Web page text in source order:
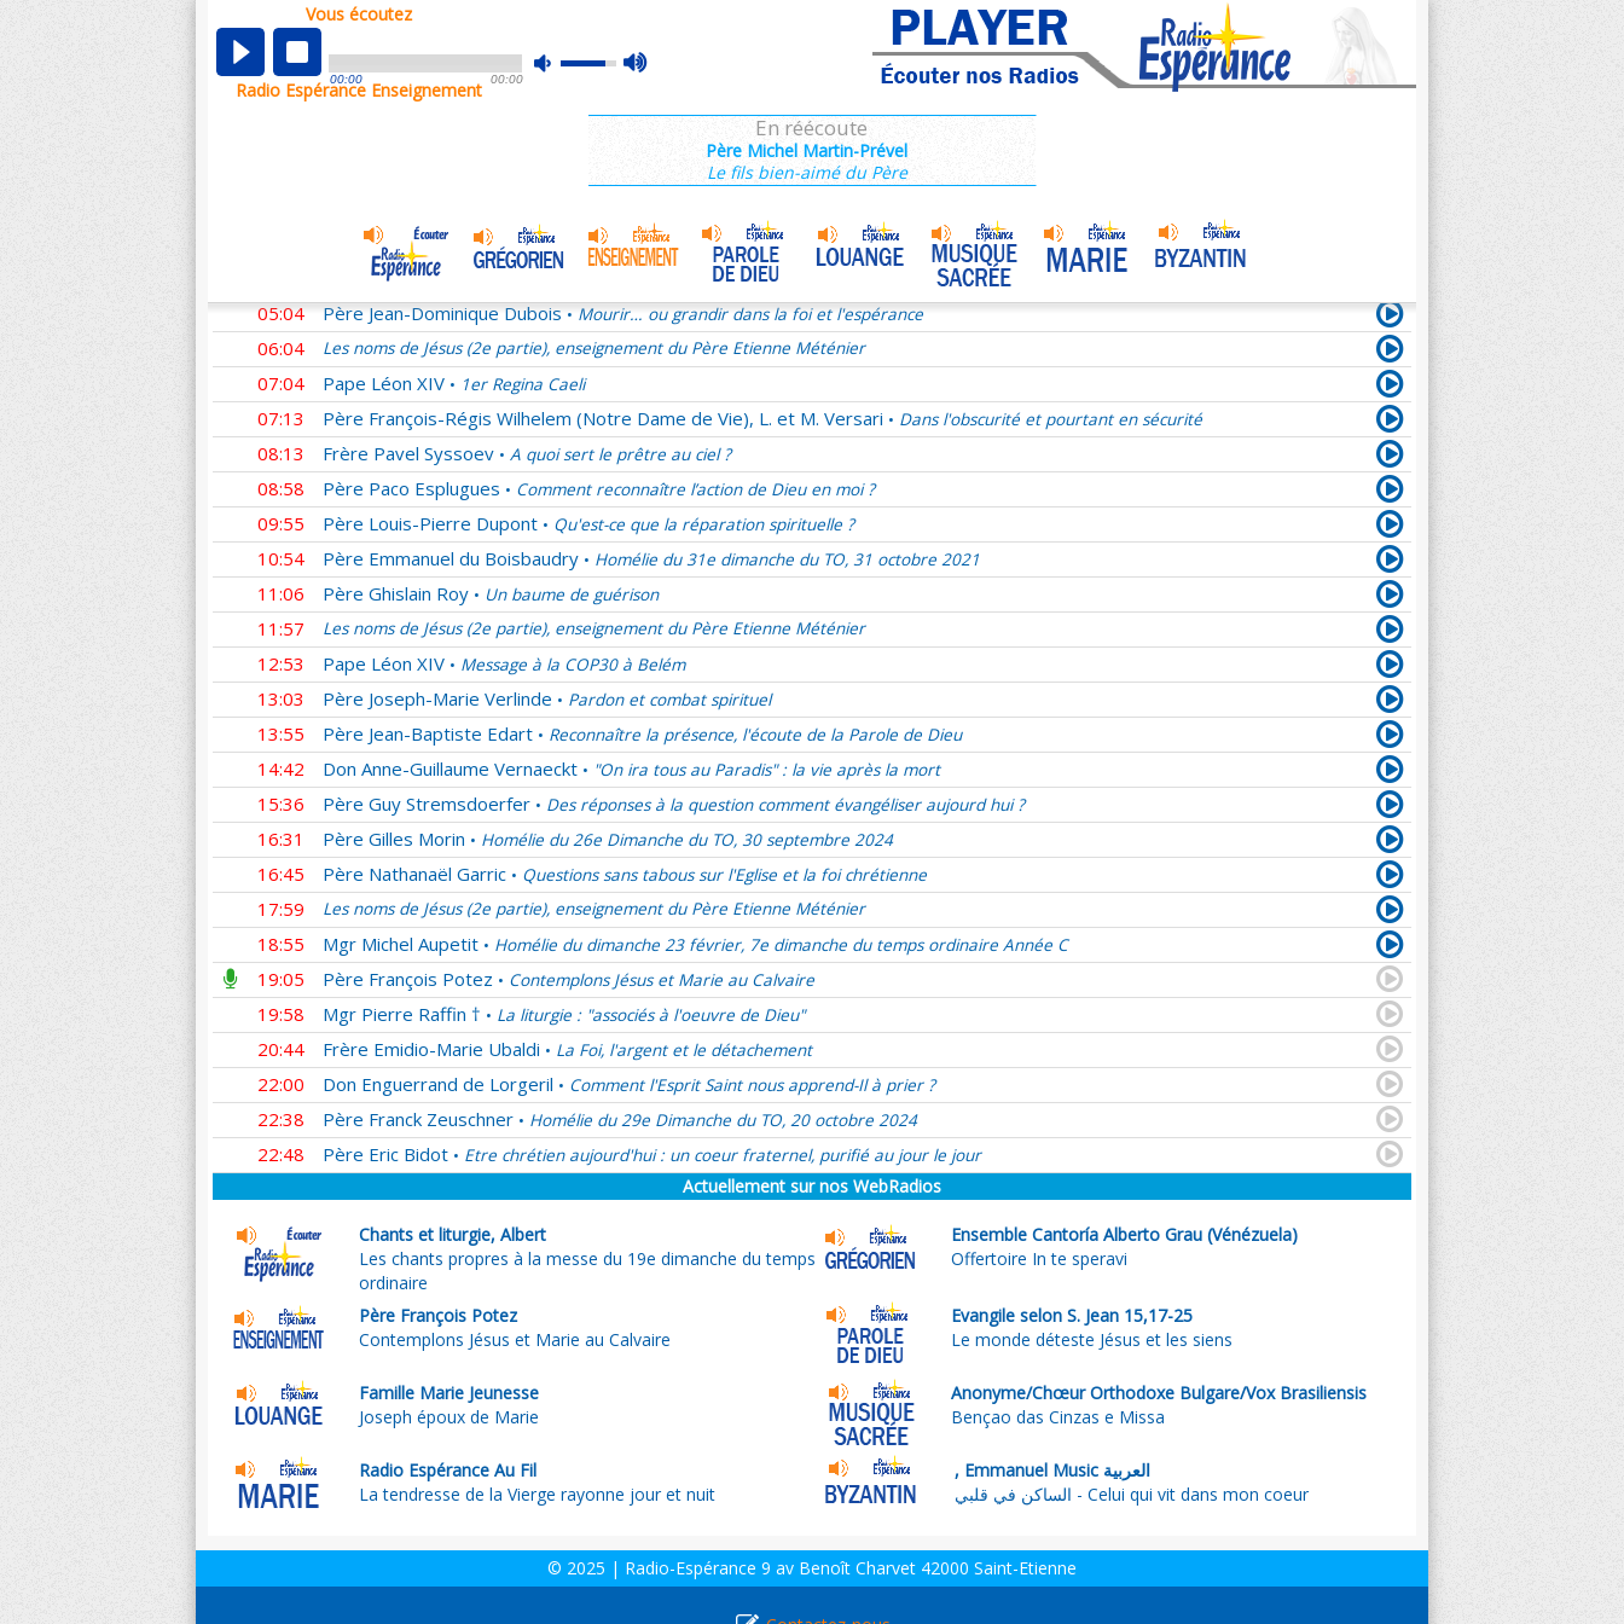
Vous écoutez
mute
max
00:00 00:00
Radio Espérance Enseignement
En réécoute
Père Michel Martin-Prével
Le fils bien-aimé du Père
00:01
00:59 Didier • Homélies du Pape François 28/68
01:27 Père Matthieu Dauchez
Après 2013, quel projet pour les chrétiens ?
L'Eucharistie chez les pères de l'Eglise
Père Alexandre Legay Homélie du samedi 29 novembre 2025
Père Christophe Hadevis
05:04 Père Jean-Dominique Dubois • Mourir… ou grandir dans la foi et l'espérance
06:04 Les noms de Jésus (2e partie), enseignement du Père Etienne Méténier
07:04 Pape Léon XIV • 1er Regina Caeli
07:13 Père François-Régis Wilhelem (Notre Dame de Vie), L. et M. Versari • Dans l'obscurité et pourtant en sécurité
08:13 Frère Pavel Syssoev • A quoi sert le prêtre au ciel ?
08:58 Père Paco Esplugues • Comment reconnaître l’action de Dieu en moi ?
09:55 Père Louis-Pierre Dupont • Qu'est-ce que la réparation spirituelle ?
10:54 Père Emmanuel du Boisbaudry • Homélie du 31e dimanche du TO, 31 octobre 2021
11:06 Père Ghislain Roy • Un baume de guérison
11:57 Les noms de Jésus (2e partie), enseignement du Père Etienne Méténier
12:53 Pape Léon XIV • Message à la COP30 à Belém
13:03 Père Joseph-Marie Verlinde • Pardon et combat spirituel
13:55 Père Jean-Baptiste Edart • Reconnaître la présence, l'écoute de la Parole de Dieu
14:42 Don Anne-Guillaume Vernaeckt • "On ira tous au Paradis" : la vie après la mort
15:36 Père Guy Stremsdoerfer • Des réponses à la question comment évangéliser aujourd hui ?
16:31 Père Gilles Morin • Homélie du 26e Dimanche du TO, 30 septembre 2024
16:45 Père Nathanaël Garric • Questions sans tabous sur l'Eglise et la foi chrétienne
17:59 Les noms de Jésus (2e partie), enseignement du Père Etienne Méténier
18:55 Mgr Michel Aupetit • Homélie du dimanche 23 février, 7e dimanche du temps ordinaire Année C
19:05 Père François Potez • Contemplons Jésus et Marie au Calvaire
19:58 Mgr Pierre Raffin † • La liturgie : "associés à l'oeuvre de Dieu"
20:44 Frère Emidio-Marie Ubaldi • La Foi, l'argent et le détachement
22:00 Don Enguerrand de Lorgeril • Comment l'Esprit Saint nous apprend-Il à prier ?
22:38 Père Franck Zeuschner • Homélie du 29e Dimanche du TO, 20 octobre 2024
22:48 Père Eric Bidot • Etre chrétien aujourd'hui : un coeur fraternel, purifié au jour le jour
Actuellement sur nos WebRadios
Chants et liturgie, Albert
Les chants propres à la messe du 19e dimanche du temps
ordinaire
Ensemble Cantoría Alberto Grau (Vénézuela)
Offertoire In te speravi
Père François Potez
Contemplons Jésus et Marie au Calvaire
Evangile selon S. Jean 15,17-25
Le monde déteste Jésus et les siens
Famille Marie Jeunesse
Joseph époux de Marie
Anonyme/Chœur Orthodoxe Bulgare/Vox Brasiliensis
Bençao das Cinzas e Missa
Radio Espérance Au Fil
La tendresse de la Vierge rayonne jour et nuit
, Emmanuel Music العربية
الساكن في قلبي - Celui qui vit dans mon coeur
© 2025 | Radio-Espérance 9 av Benoît Charvet 42000 Saint-Etienne